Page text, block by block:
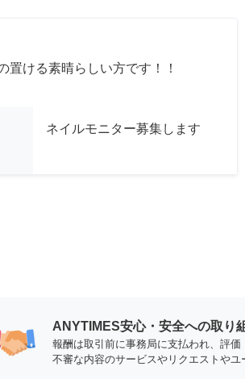
置ける素晴らしい方です！！
ネイルモニター募集します
ANYTIMES安心・安全への取り
報酬は取引前に事務局に支払われ、評
不審な内容のサービスやリクエストやユ